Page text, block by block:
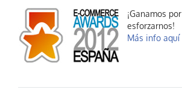
¡Ganamos por
esforzarnos!
Más info aquí